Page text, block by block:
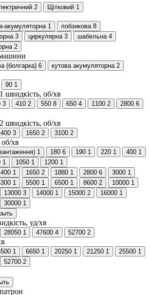
2 Щітковий 1
акумуляторна 1 лобзикова 8
3 циркулярна 3 шабельна 4
2
(болгарка) 6 кутова акумуляторна 2
90 1
швидкість, об/хв
3 410 2 550 8 650 4 1100 2 2800 6
швидкість, об/хв
3 1650 2 3100 2
хв
1 180 6 190 1 220 1 400 1
1 1050 1 1200 1
1 1650 2 1880 1 2800 6 3000 1
1 5500 1 6500 1 8600 2 10000 1
13000 3 14000 1 15000 2 16000 1
30000 1
уд/хв
28050 1 47600 4 52700 2
1 6650 1 20250 1 21250 1 25500 1
52700 2